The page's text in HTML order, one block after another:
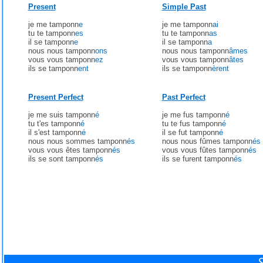
Present
je me tamponne
tu te tamponnes
il se tamponne
nous nous tamponnons
vous vous tamponnez
ils se tamponnent
Simple Past
je me tamponnai
tu te tamponnas
il se tamponna
nous nous tamponnâmes
vous vous tamponnâtes
ils se tamponnèrent
Present Perfect
je me suis tamponné
tu t'es tamponné
il s'est tamponné
nous nous sommes tamponnés
vous vous êtes tamponnés
ils se sont tamponnés
Past Perfect
je me fus tamponné
tu te fus tamponné
il se fut tamponné
nous nous fûmes tamponnés
vous vous fûtes tamponnés
ils se furent tamponnés